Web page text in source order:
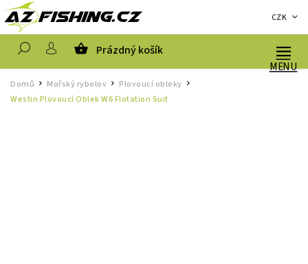
CZK
Prázdný košík
Domů / Mořský rybolov / Plovoucí obleky
Westin Plovoucí Oblek W6 Flotation Suit